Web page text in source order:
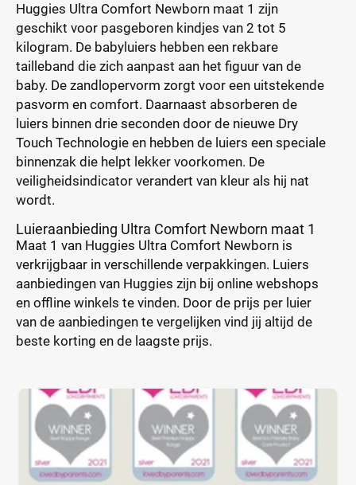
Huggies Ultra Comfort Newborn maat 1 zijn
geschikt voor pasgeboren kindjes van 2 tot 5
kilogram. De babyluiers hebben een rekbare
tailleband die zich aanpast aan het figuur van de
baby. De zandlopervorm zorgt voor een uitstekende
pasvorm en comfort. Daarnaast absorberen de
luiers binnen drie seconden door de nieuwe Dry
Touch Technologie en hebben de luiers een speciale
binnenzak die helpt lekker voorkomen. De
veiligheidsindicator verandert van kleur als hij nat
wordt.
Luieraanbieding Ultra Comfort Newborn maat 1
Maat 1 van Huggies Ultra Comfort Newborn is
verkrijgbaar in verschillende verpakkingen. Luiers
aanbiedingen van Huggies zijn bij online webshops
en offline winkels te vinden. Door de prijs per luier
van de aanbiedingen te vergelijken vind jij altijd de
beste korting en de laagste prijs.